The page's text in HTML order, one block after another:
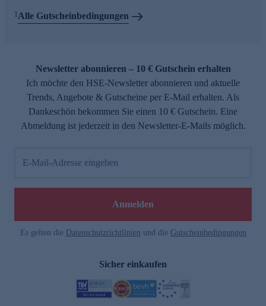
1 Alle Gutscheinbedingungen
Newsletter abonnieren – 10 € Gutschein erhalten
Ich möchte den HSE-Newsletter abonnieren und aktuelle
Trends, Angebote & Gutscheine per E-Mail erhalten. Als
Dankeschön bekommen Sie einen 10 € Gutschein. Eine
Abmeldung ist jederzeit in den Newsletter-E-Mails möglich.
E-Mail-Adresse eingeben
Anmelden
Es gelten die Datenschutzrichtlinien und die Gutscheinbedingungen
Sicher einkaufen